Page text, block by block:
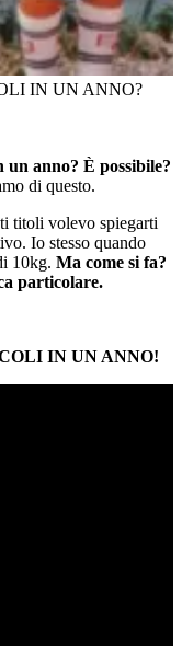
IN UN ANNO?
un anno? È possibile?
di questo.
titoli volevo spiegarti
Io stesso quando
10kg. Ma come si fa?
particolare.
IN UN ANNO!